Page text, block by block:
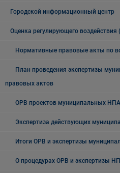
Городской информационный центр
Оценка регулирующего воздействия
Нормативные правовые акты по
План проведения экспертизы
правовых актов
ОРВ проектов муниципальных НПА
Экспертиза действующих
Итоги ОРВ и экспертизы
О процедурах ОРВ и экспертизы